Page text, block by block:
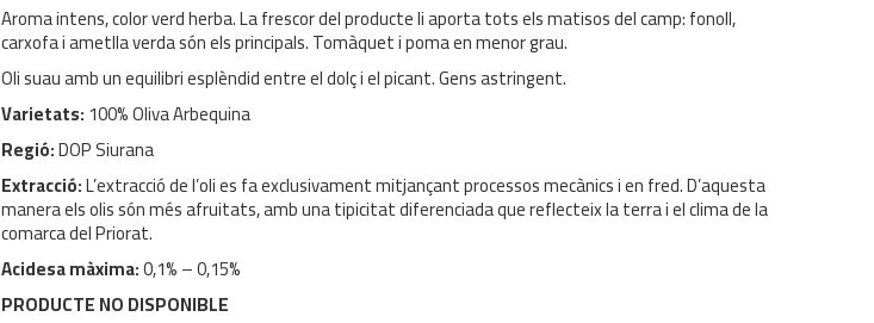
Aroma intens, color verd herba. La frescor del producte li aporta tots els matisos del camp: fonoll,
carxofa i ametlla verda són els principals. Tomàquet i poma en menor grau.
Oli suau amb un equilibri esplèndid entre el dolç i el picant. Gens astringent.
Varietats: 100% Oliva Arbequina
Regió:DOP Siurana
Extracció:L’extracció de l’oli es fa exclusivament mitjançant processos mecànics i en fred. D’aquesta
manera els olis són més afruitats, amb una tipicitat diferenciada que reflecteix la terra i el clima de la
comarca del Priorat.
Acidesa màxima:0,1% – 0,15%
PRODUCTE NO DISPONIBLE